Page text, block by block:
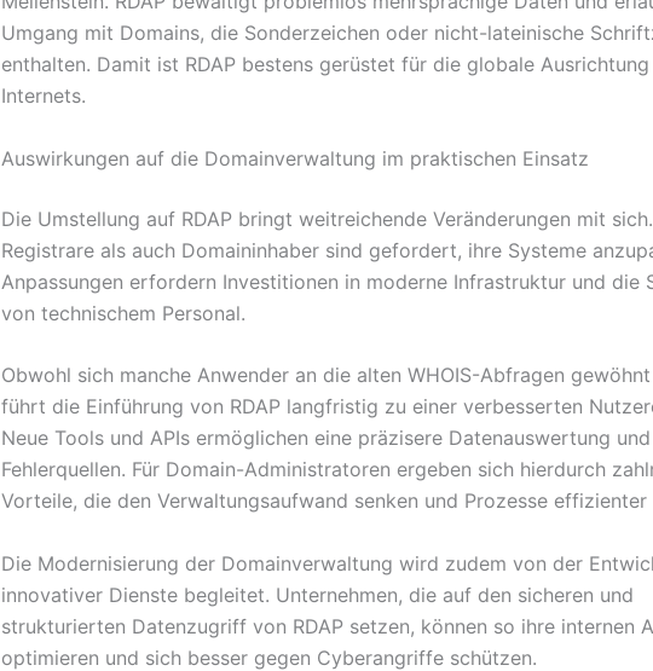
Umgang mit Domains, die Sonderzeichen oder nicht-lateinische
enthalten. Damit ist RDAP bestens gerüstet für die globale
Internets.
Auswirkungen auf die Domainverwaltung im praktischen Einsatz
Die Umstellung auf RDAP bringt weitreichende Veränderungen mit
Registrare als auch Domaininhaber sind gefordert, ihre Systeme
Anpassungen erfordern Investitionen in moderne Infrastruktur und die
von technischem Personal.
Obwohl sich manche Anwender an die alten WHOIS-Abfragen
führt die Einführung von RDAP langfristig zu einer verbesserten
Neue Tools und APIs ermöglichen eine präzisere Datenauswertung
Fehlerquellen. Für Domain-Administratoren ergeben sich hierdurch
Vorteile, die den Verwaltungsaufwand senken und Prozesse
Die Modernisierung der Domainverwaltung wird zudem von der
innovativer Dienste begleitet. Unternehmen, die auf den sicheren und
strukturierten Datenzugriff von RDAP setzen, können so ihre internen
optimieren und sich besser gegen Cyberangriffe schützen.